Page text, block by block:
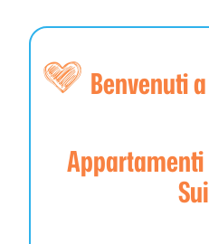
Benvenuti a